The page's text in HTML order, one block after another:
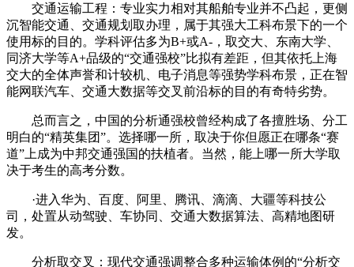
交通运输工程：专业实力相对其船舶专业并不凸起，更侧
沉智能交通、交通规划取办理，属于其强大工科布景下的一个
使用标的目的。学科评估多为B+或A-，取交大、东南大学、
同济大学等A+品级的“交通强校”比拟有差距，但其依托上海
交大的全体声誉和计较机、电子消息等强势学科布景，正在智
能网联汽车、交通大数据等交叉前沿标的目的有奇特劣势。
总而言之，中国的分析通强校曾经构成了各擅胜场、分工
明白的“精英集团”。选择哪一所，取决于你但愿正在哪条“赛
道”上成为中邦交通强国的扶植者。当然，能上哪一所大学取
决于考生的高考分数。
·进入华为、百度、阿里、腾讯、滴滴、大疆等科技公
司，处置从动驾驶、车协同、交通大数据算法、高精地图研
发。
分析取交叉：现代交通强调整合多种运输体例的“分析交